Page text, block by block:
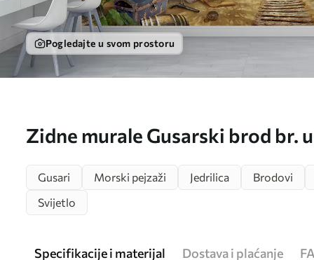
Pogledajte u svom prostoru
Zidne murale Gusarski brod br.
Gusari Morski pejzaži Jedrilica Brodovi
Svijetlo
Specifikacije i materijal Dostava i plaćanje